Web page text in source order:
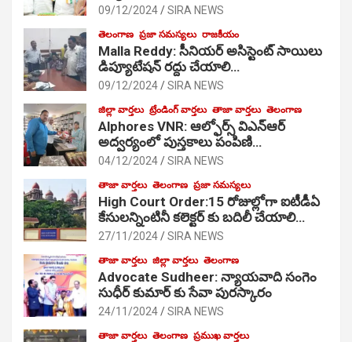
09/12/2024 SIRA NEWS
తెలంగాణ ప్రజా సమస్యలు రాజకీయం
Malla Reddy: సీనియర్ అసిస్టెంట్ సాయిలు
డిప్యూటేషన్ రద్దు చేయాలి…
09/12/2024 SIRA NEWS
జిల్లా వార్తలు ట్రేండింగ్ వార్తలు తాజా వార్తలు తెలంగాణ
Alphores VNR: ఆల్ఫోర్స్ విఎన్ఆర్
అద్వర్యంలో పుస్తకాలు పంపిణి…
04/12/2024 SIRA NEWS
తాజా వార్తలు తెలంగాణ ప్రజా సమస్యలు
High Court Order:15 రోజుల్లోగా ఐటీడీఏ
కేసులన్నింటినీ కలెక్టర్ కు బదిలీ చేయాలి…
27/11/2024 SIRA NEWS
తాజా వార్తలు జిల్లా వార్తలు తెలంగాణ
Advocate Sudheer: న్యాయవాది సంగెం
సుధీర్ కుమార్ కు సేవా పురస్కారం
24/11/2024 SIRA NEWS
తాజా వార్తలు తెలంగాణ ప్రముఖ వార్తలు